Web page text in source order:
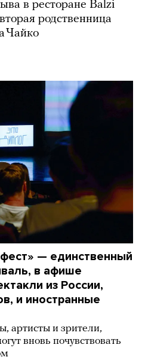
в ресторане Balzi
родственница
Чайко
— единственный
в афише
из России,
и иностранные
артисты и зрители,
вновь почувствовать